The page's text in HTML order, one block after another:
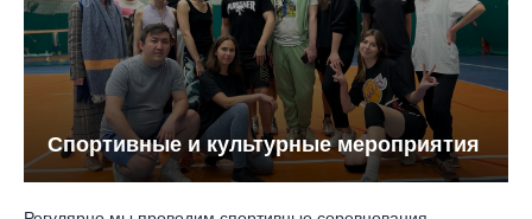
Спортивные и культурные мероприятия